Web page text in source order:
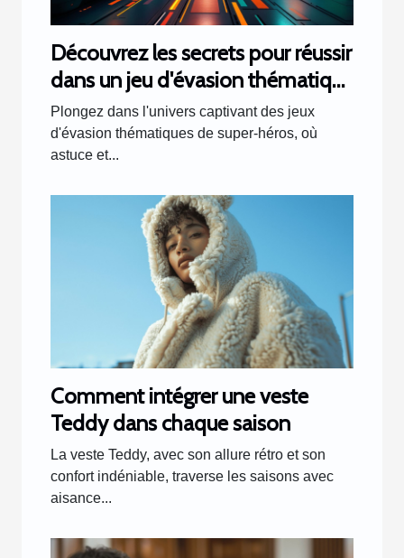
Découvrez les secrets pour réussir
dans un jeu d'évasion thématique
de super-héros
Plongez dans l'univers captivant des jeux
d'évasion thématiques de super-héros, où
astuce et...
Comment intégrer une veste
Teddy dans chaque saison
La veste Teddy, avec son allure rétro et son
confort indéniable, traverse les saisons avec
aisance...